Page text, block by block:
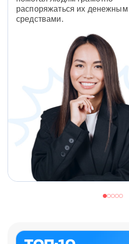
распоряжаться их денежным
средствами.